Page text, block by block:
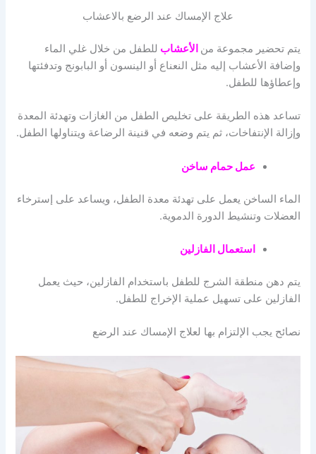
علاج الإمساك عند الرضع بالاعشاب
يتم تحضير مجموعة من الأعشاب للطفل من خلال غلي الماء
وإضافة الأعشاب إليه مثل النعناع أو الينسون أو البابونج وتدفئتها
وإعطاؤها للطفل.
تساعد هذه الطريقة على تخليص الطفل من الغازات وتهدئة المعدة
وإزالة الإنتفاخات، ثم يتم وضعه في قنينة الرضاعة ويتناولها الطفل.
عمل حمام ساخن
الماء الساخن يعمل على تهدئة معدة الطفل، ويساعد على إسترخاء
العضلات وتنشيط الدورة الدموية.
استعمال الفازلين
يتم دهن منطقة الشرج للطفل باستخدام الفازلين، حيث يعمل
الفازلين على تسهيل عملية الإخراج للطفل.
نصائح يجب الإلتزام بها لعلاج الإمساك عند الرضع